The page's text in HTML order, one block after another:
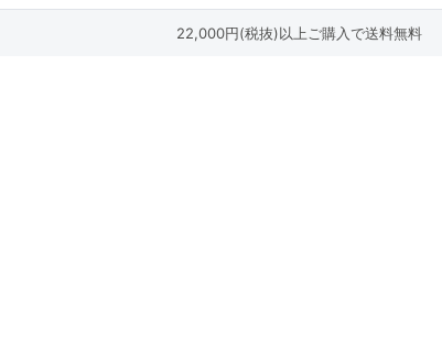
22,000円(税抜)以上ご購入で送料無料